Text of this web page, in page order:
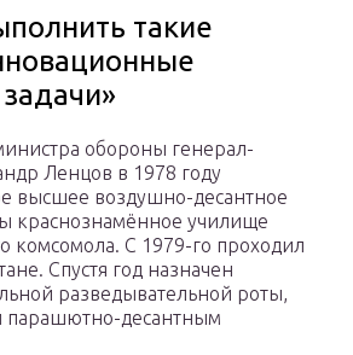
такие
обороны генерал-
Ленцов в 1978 году
высшее воздушно-десантное
краснознамённое училище
комсомола. С 1979-го проходил
Спустя год назначен
разведывательной роты,
парашютно-десантным